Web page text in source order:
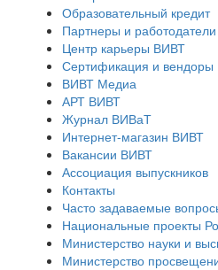
Образовательный кредит
Партнеры и работодатели
Центр карьеры ВИВТ
Сертификация и вендоры
ВИВТ Медиа
АРТ ВИВТ
Журнал ВИВаТ
Интернет-магазин ВИВТ
Вакансии ВИВТ
Ассоциация выпускников
Контакты
Часто задаваемые
Национальные проекты
Министерство науки и
Министерство